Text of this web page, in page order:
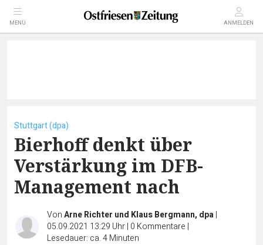
MENÜ ANMELDEN
Stuttgart (dpa)
Bierhoff denkt über
Verstärkung im DFB-
Management nach
VonArne Richter und Klaus Bergmann, dpa|
05.09.2021 13:29 Uhr| 0 Kommentare |
Lesedauer: ca. 4 Minuten